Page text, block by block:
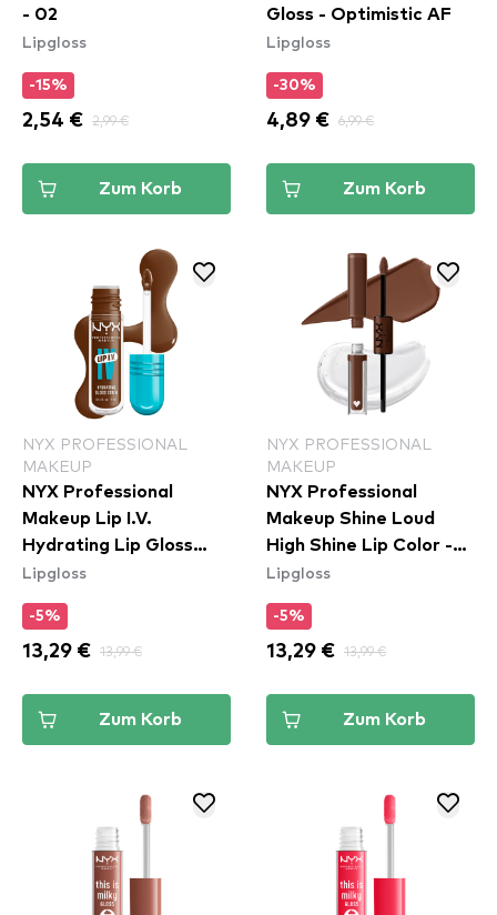
- 02
Lipgloss
-15%
2,54 € 2,99 €
Zum Korb
Gloss - Optimistic AF
Lipgloss
-30%
4,89 € 6,99 €
Zum Korb
NYX PROFESSIONAL
MAKEUP
NYX Professional
Makeup Lip I.V.
Hydrating Lip Gloss
Stain - 04 Cocoa
Lipgloss
-5%
13,29 € 13,99 €
Zum Korb
NYX PROFESSIONAL
MAKEUP
NYX Professional
Makeup Shine Loud
High Shine Lip Color -
Total Baller (SLHP30)
Lipgloss
-5%
13,29 € 13,99 €
Zum Korb